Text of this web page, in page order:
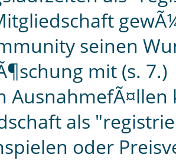
seinen
mit (s. 7.)
als
oder